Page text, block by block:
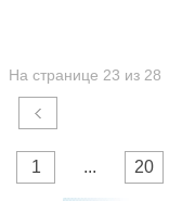
На странице 23 из 28
1 ... 20